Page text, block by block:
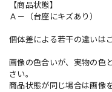
【商品状態】
Ａ－（台座にキズあり）
個体差による若干の違いは
画像の色合いが、実物の色
さい。
商品状態が同じ場合は画像